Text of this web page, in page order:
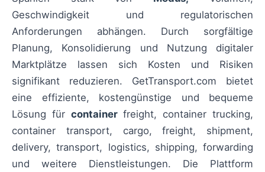
Geschwindigkeit und regulatorischen
Anforderungen abhängen. Durch sorgfältige
Planung, Konsolidierung und Nutzung digitaler
Marktplätze lassen sich Kosten und Risiken
signifikant reduzieren. GetTransport.com bietet
eine effiziente, kostengünstige und bequeme
Lösung für containerfreight, container trucking,
container transport, cargo, freight, shipment,
delivery, transport, logistics, shipping, forwarding
und weitere Dienstleistungen. Die Plattform